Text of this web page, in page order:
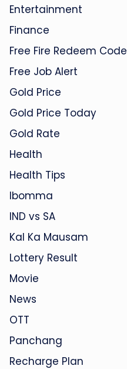
Entertainment
Finance
Free Fire Redeem Code
Free Job Alert
Gold Price
Gold Price Today
Gold Rate
Health
Health Tips
Ibomma
IND vs SA
Kal Ka Mausam
Lottery Result
Movie
News
OTT
Panchang
Recharge Plan